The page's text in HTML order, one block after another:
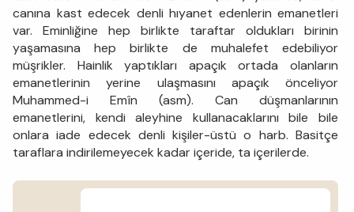
canına kast edecek denli hıyanet edenlerin emanetleri
var. Eminliğine hep birlikte taraftar oldukları birinin
yaşamasına hep birlikte de muhalefet edebiliyor
müşrikler. Hainlik yaptıkları apaçık ortada olanların
emanetlerinin yerine ulaşmasını apaçık önceliyor
Muhammed-i Emîn (asm). Can düşmanlarının
emanetlerini, kendi aleyhine kullanacaklarını bile bile
onlara iade edecek denli kişiler-üstü o harb. Basitçe
taraflara indirilemeyecek kadar içeride, ta içerilerde.